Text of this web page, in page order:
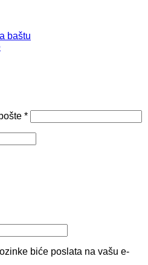
baštu
*
biće poslata na vašu e-